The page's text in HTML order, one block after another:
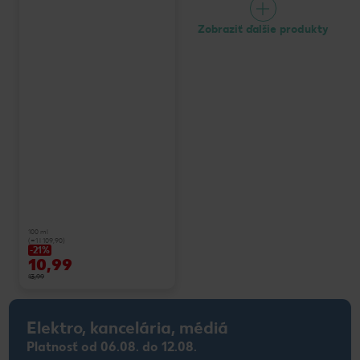
100 ml
(=1 l 109,90)
-21%
10,99
13,99
Zobraziť ďalšie produkty
Elektro, kancelária, médiá
Platnosť od 06.08. do 12.08.